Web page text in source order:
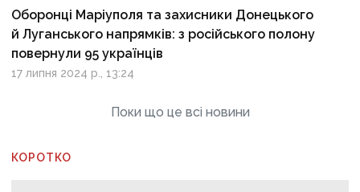
Оборонці Маріуполя та захисники Донецького
й Луганського напрямків: з російського полону
повернули 95 українців
17 липня 2024 р., 13:24
Поки що це всі новини
КОРОТКО